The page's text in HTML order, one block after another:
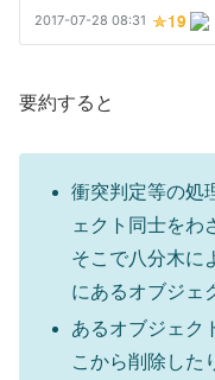
要約すると
衝突判定等の処
ェクト同士をわ
そこで八分木に
にあるオブジェ
あるオブジェク
こから削除した